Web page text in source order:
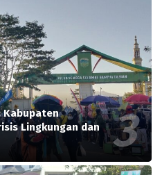
Kabupaten
Lingkungan dan